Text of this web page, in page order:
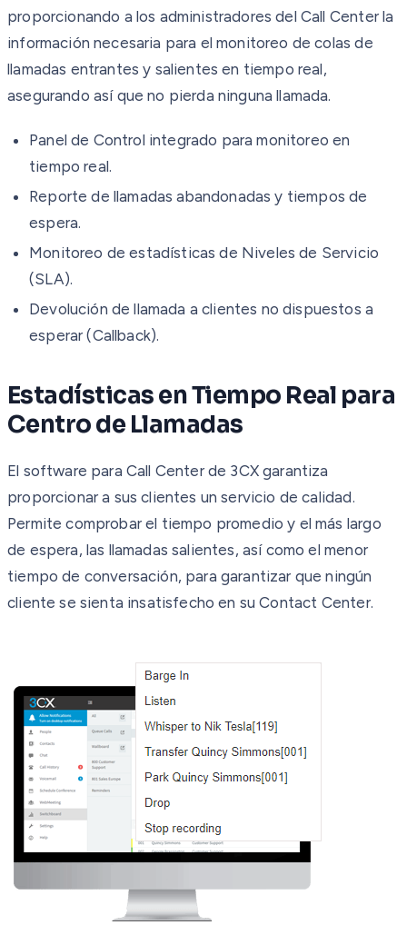
proporcionando a los administradores del Call Center la
información necesaria para el monitoreo de colas de
llamadas entrantes y salientes en tiempo real,
asegurando así que no pierda ninguna llamada.
Panel de Control integrado para monitoreo en
tiempo real.
Reporte de llamadas abandonadas y tiempos de
espera.
Monitoreo de estadísticas de Niveles de Servicio
(SLA).
Devolución de llamada a clientes no dispuestos a
esperar (Callback).
Estadísticas en Tiempo Real para
Centro de Llamadas
El software para Call Center de 3CX garantiza
proporcionar a sus clientes un servicio de calidad.
Permite comprobar el tiempo promedio y el más largo
de espera, las llamadas salientes, así como el menor
tiempo de conversación, para garantizar que ningún
cliente se sienta insatisfecho en su Contact Center.